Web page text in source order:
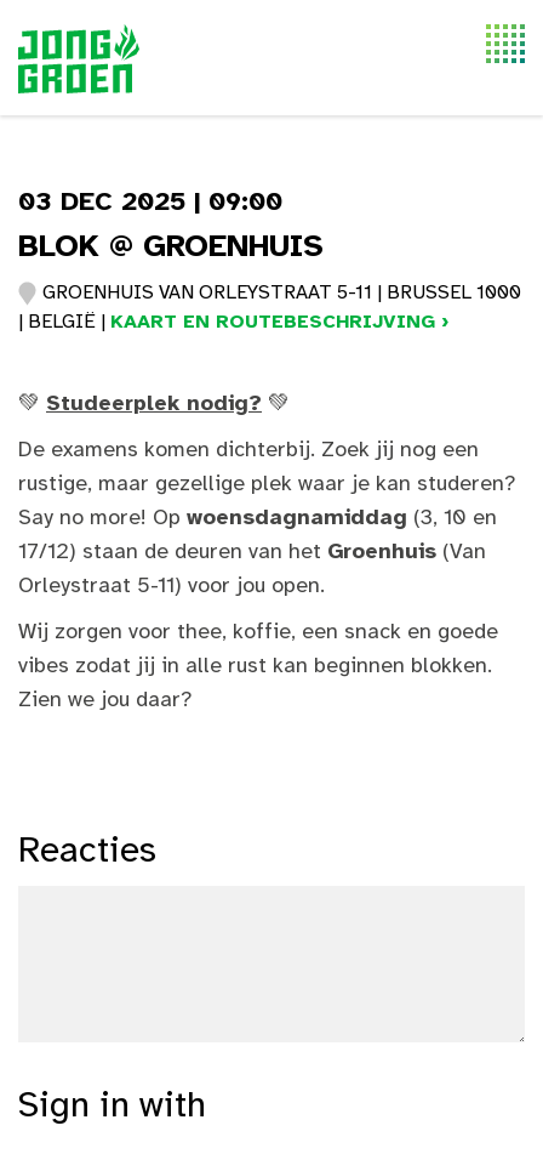
03 DEC 2025 | 09:00
BLOK @ GROENHUIS
GROENHUIS VAN ORLEYSTRAAT 5-11 | BRUSSEL 1000
| BELGIË | KAART EN ROUTEBESCHRIJVING ›
💚 Studeerplek nodig? 💚
De examens komen dichterbij. Zoek jij nog een
rustige, maar gezellige plek waar je kan studeren?
Say no more! Op woensdagnamiddag (3, 10 en
17/12) staan de deuren van het Groenhuis (Van
Orleystraat 5-11) voor jou open.
Wij zorgen voor thee, koffie, een snack en goede
vibes zodat jij in alle rust kan beginnen blokken.
Zien we jou daar?
Reacties
Sign in with